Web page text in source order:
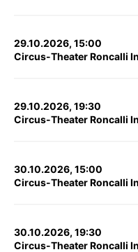
29.10.2026, 15:00
Circus-Theater Roncalli
29.10.2026, 19:30
Circus-Theater Roncalli
30.10.2026, 15:00
Circus-Theater Roncalli
30.10.2026, 19:30
Circus-Theater Roncalli